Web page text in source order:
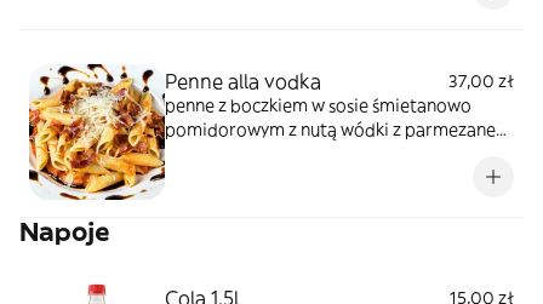
Penne alla vodka
37,00 zł
penne z boczkiem w sosie śmietanowo
pomidorowym z nutą wódki z parmezanem
Napoje
Cola 1.5l 15,00 zł